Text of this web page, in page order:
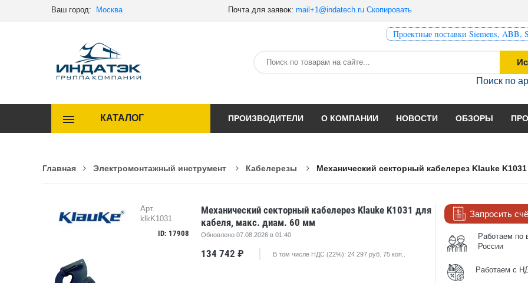
Ваш город: Москва Почта для заявок: mail+1@indatech.ru Скопировать
Проектные поставки Siemens, ABB,
Поиск по
КАТАЛОГ ПРОИЗВОДИТЕЛИ О КОМПАНИИ НОВОСТИ ОБЗОРЫ
Главная Электромонтажный инструмент Кабелерезы Механический секторный кабелерез Klauke
Арт.
klkK1031
ID: 17908
Механический секторный кабелерез Klauke K1031 для
кабеля, макс. диам. 60 мм
Обновлено 07.08.2026 в 01:40
134 742 ₽ В том числе НДС (22%): 24 297 руб. 75 коп..
Запросить
Работаем по
России
Работаем с